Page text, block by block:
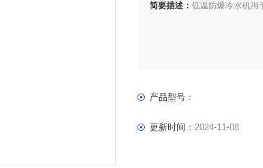
简要描述： 低温防爆冷水机用
产品型号：
更新时间： 2024-11-08